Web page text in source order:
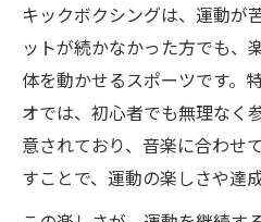
キックボクシング
つく理由
音楽と一緒に楽し
のコツ
飽きずに続くキッ
ソッド
キックボクシングは、運動が
ットが続かなかった方でも、
体を動かせるスポーツです。
オでは、初心者でも無理なく
意されており、音楽に合わせ
すことで、運動の楽しさや達